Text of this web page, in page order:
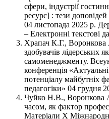
сфери, індустрії
ресурс] : тези
04 листопада 2025 р.
– Електронні текстові
Храпач К.Г.,
здобувачів лідерських
самоменеджменту.
конференція
потенціалу майбутніх
педагогіки» 04 грудня
Чуйко Н.В., Воронкова
часом, як фактор
Матеріали X